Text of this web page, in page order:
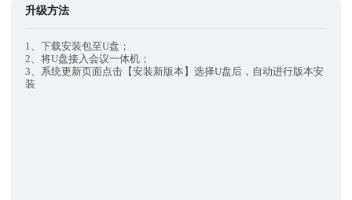
升级方法
1、下载安装包至U盘；
2、将U盘接入会议一体机；
3、系统更新页面点击【安装新版本】选择U盘后，自动进行版本安
装